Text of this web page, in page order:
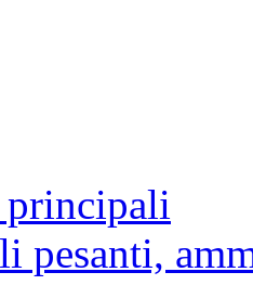
pesanti,